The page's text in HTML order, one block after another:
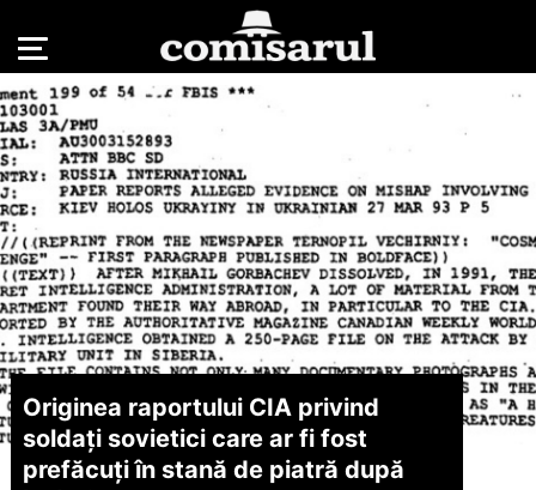
Originea raportului CIA privind
soldați sovietici care ar fi fost
prefăcuți în stană de piatră după